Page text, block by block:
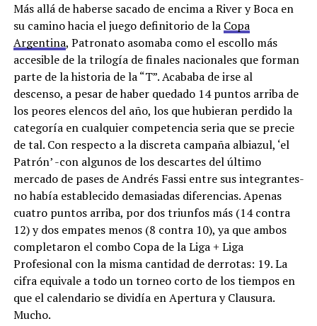
Más allá de haberse sacado de encima a River y Boca en
su camino hacia el juego definitorio de la Copa
Argentina, Patronato asomaba como el escollo más
accesible de la trilogía de finales nacionales que forman
parte de la historia de la “T”. Acababa de irse al
descenso, a pesar de haber quedado 14 puntos arriba de
los peores elencos del año, los que hubieran perdido la
categoría en cualquier competencia seria que se precie
de tal. Con respecto a la discreta campaña albiazul, ‘el
Patrón’ -con algunos de los descartes del último
mercado de pases de Andrés Fassi entre sus integrantes-
no había establecido demasiadas diferencias. Apenas
cuatro puntos arriba, por dos triunfos más (14 contra
12) y dos empates menos (8 contra 10), ya que ambos
completaron el combo Copa de la Liga + Liga
Profesional con la misma cantidad de derrotas: 19. La
cifra equivale a todo un torneo corto de los tiempos en
que el calendario se dividía en Apertura y Clausura.
Mucho.